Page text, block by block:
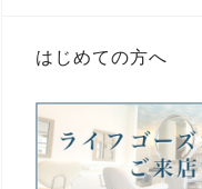
はじめての方へ